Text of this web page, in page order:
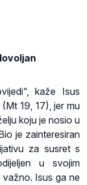
kaže Isus
19, 17), jer mu
koju je nosio u
je zainteresiran
za susret s
u svojim
Isus ga ne